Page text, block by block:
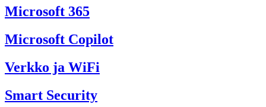
Microsoft 365
Microsoft Copilot
Verkko ja WiFi
Smart Security